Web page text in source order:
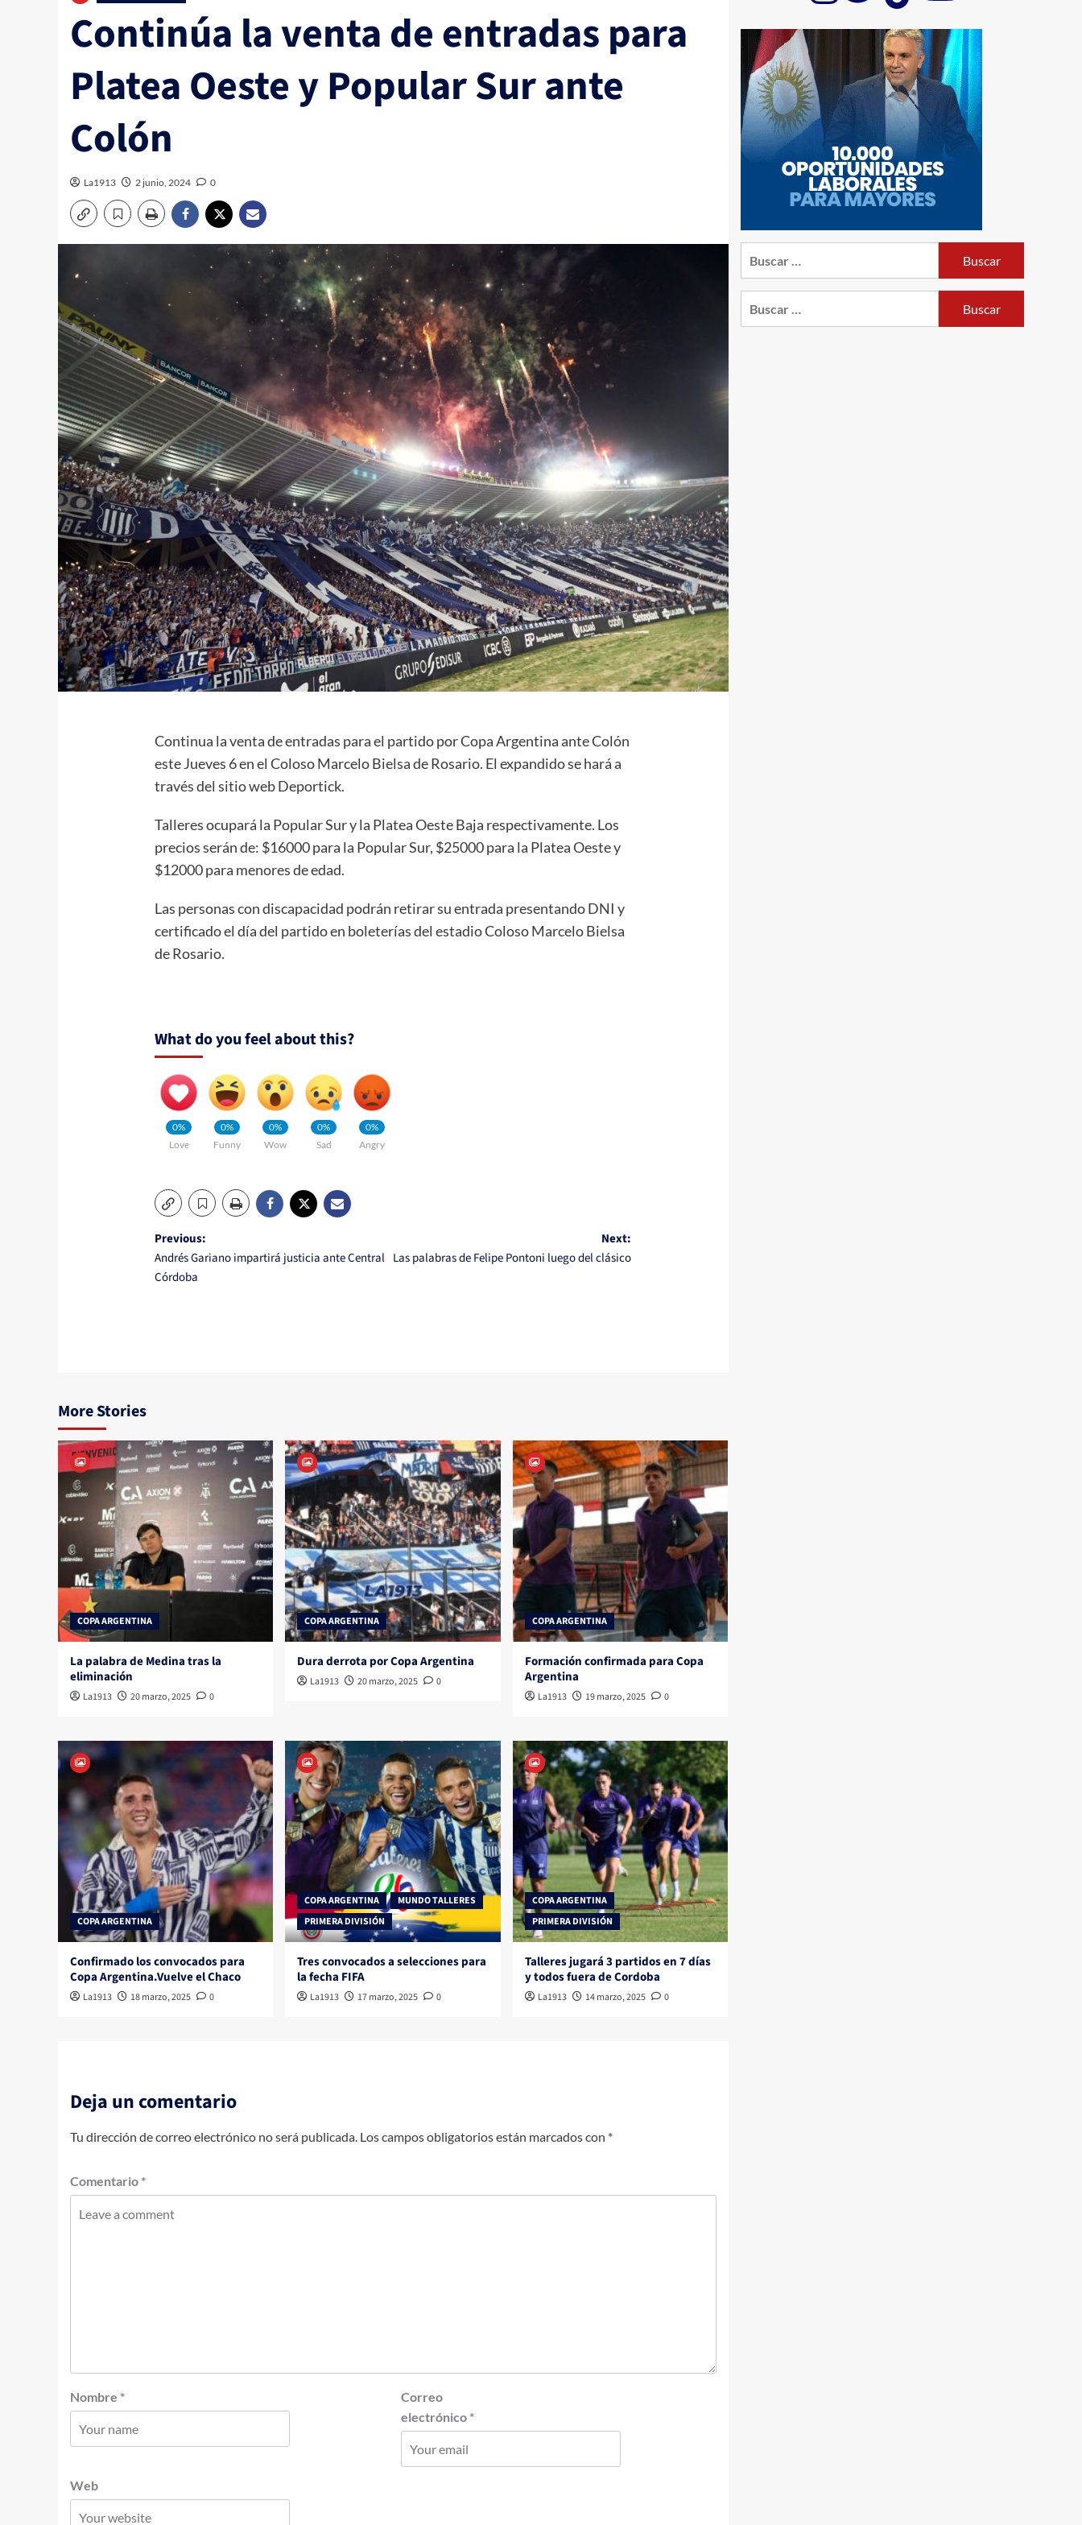
Continúa la venta de entradas para
Platea Oeste y Popular Sur ante
Colón
La1913 2 junio, 2024 0
Continua la venta de entradas para el partido por Copa Argentina ante Colón
este Jueves 6 en el Coloso Marcelo Bielsa de Rosario. El expandido se hará a
través del sitio web Deportick.
Talleres ocupará la Popular Sur y la Platea Oeste Baja respectivamente. Los
precios serán de: $16000 para la Popular Sur, $25000 para la Platea Oeste y
$12000 para menores de edad.
Las personas con discapacidad podrán retirar su entrada presentando DNI y
certificado el día del partido en boleterías del estadio Coloso Marcelo Bielsa
de Rosario.
What do you feel about this?
0%
Love
0%
Funny
0%
Wow
0%
Sad
0%
Angry
Post
navigation
Previous:
Andrés Gariano impartirá justicia ante Central
Córdoba
Next:
Las palabras de Felipe Pontoni luego del clásico
More Stories
COPA ARGENTINA
La palabra de Medina tras la
eliminación
La1913 20 marzo, 2025 0
COPA ARGENTINA
Dura derrota por Copa Argentina
La1913 20 marzo, 2025 0
COPA ARGENTINA
Formación confirmada para Copa
Argentina
La1913 19 marzo, 2025 0
COPA ARGENTINA
Confirmado los convocados para
Copa Argentina.Vuelve el Chaco
La1913 18 marzo, 2025 0
COPA ARGENTINA
MUNDO TALLERES
PRIMERA DIVISIÓN
Tres convocados a selecciones para
la fecha FIFA
La1913 17 marzo, 2025 0
COPA ARGENTINA
PRIMERA DIVISIÓN
Talleres jugará 3 partidos en 7 días
y todos fuera de Cordoba
La1913 14 marzo, 2025 0
Deja un comentario
Tu dirección de correo electrónico no será publicada. Los campos obligatorios están marcados con *
Comentario *
Nombre *
Correo
electrónico *
Web